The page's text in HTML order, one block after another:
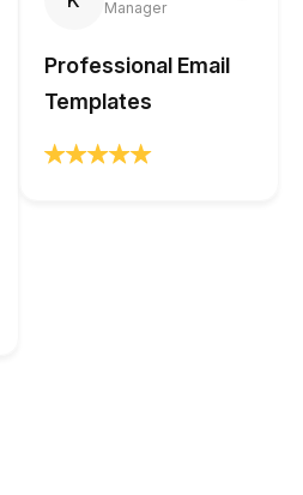
Manager
Professional Email
Templates